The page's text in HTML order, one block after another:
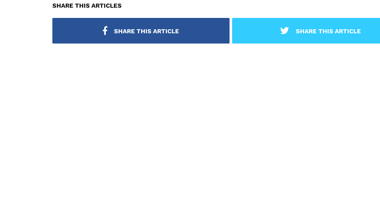
SHARE THIS ARTICLES
SHARE THIS ARTICLE SHARE THIS ARTICLE